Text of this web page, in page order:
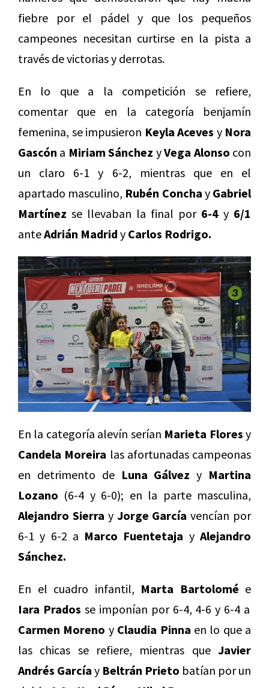
fiebre por el pádel y que los pequeños
campeones necesitan curtirse en la pista a
través de victorias y derrotas.
En lo que a la competición se refiere,
comentar que en la categoría benjamín
femenina, se impusieron Keyla Aceves y Nora
Gascón a Miriam Sánchez yVega Alonso con
un claro 6-1 y 6-2, mientras que en el
apartado masculino, Rubén Concha y Gabriel
Martínez se llevaban la final por 6-4 y 6/1
anteAdrián Madrid y Carlos Rodrigo.
En la categoría alevín serían Marieta Flores y
Candela Moreira las afortunadas campeonas
en detrimento de Luna Gálvez y Martina
Lozano (6-4 y 6-0); en la parte masculina,
Alejandro Sierra y Jorge García vencían por
6-1 y 6-2 a Marco Fuentetaja yAlejandro
Sánchez.
En el cuadro infantil, Marta Bartolomé e
Iara Prados se imponían por 6-4, 4-6 y 6-4 a
Carmen Moreno y Claudia Pinna en lo que a
las chicas se refiere, mientras que Javier
Andrés García y Beltrán Prieto batían por un